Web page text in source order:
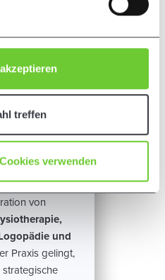
treffen
verwenden
im
von
und
Praxis gelingt,